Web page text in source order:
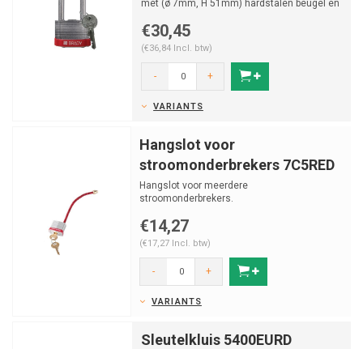
met (ø 7mm, H 51mm) hardstalen beugel en
€30,45
(€36,84 Incl. btw)
- +
VARIANTS
Hangslot voor
stroomonderbrekers 7C5RED
Hangslot voor meerdere
stroomonderbrekers.
€14,27
(€17,27 Incl. btw)
- +
VARIANTS
Sleutelkluis 5400EURD